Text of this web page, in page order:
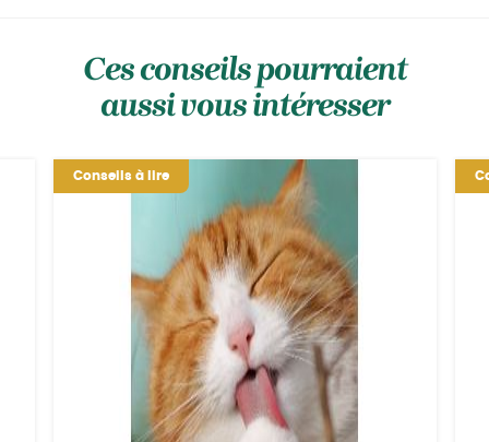
Ces conseils pourraient
aussi vous intéresser
Conseils à lire